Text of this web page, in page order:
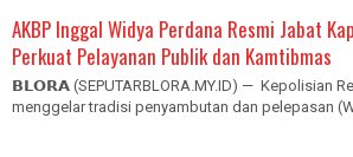
AKBP Inggal Widya Perdana Resmi Jabat
Perkuat Pelayanan Publik dan Kamtibmas
𝗕𝗟𝗢𝗥𝗔 (SEPUTARBLORA.MY.ID) — Kepolisian
menggelar tradisi penyambutan dan pelepasan